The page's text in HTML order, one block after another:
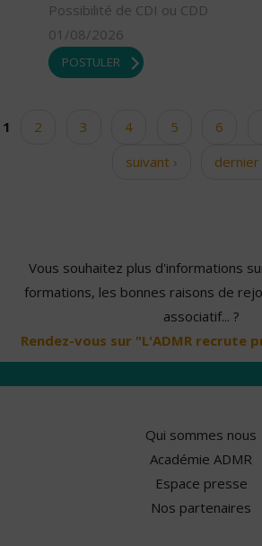
Possibilité de CDI ou CDD
01/08/2026
POSTULER
Pages
1 2 3 4 5 6
suivant ›
dernier
Vous souhaitez plus d'informations
formations, les bonnes raisons de
associatif... ?
Rendez-vous sur "L'ADMR recrute
Qui sommes nous
Académie ADMR
Espace presse
Nos partenaires